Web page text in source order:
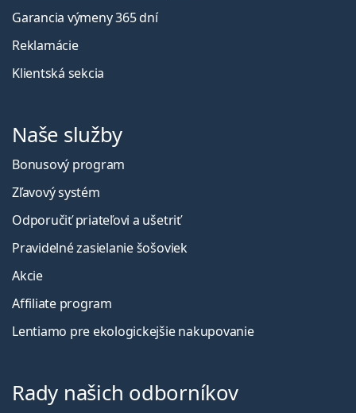
Garancia výmeny 365 dní
Reklamácie
Klientská sekcia
Naše služby
Bonusový program
Zľavový systém
Odporučiť priateľovi a ušetriť
Pravidelné zasielanie šošoviek
Akcie
Affiliate program
Lentiamo pre ekologickejšie nakupovanie
Rady našich odborníkov